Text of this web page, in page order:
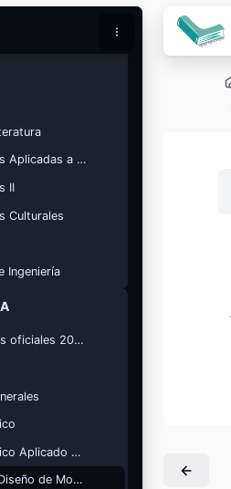
Buscar
y fechas
hacemos y se
Matemáticas Aplicadas a las Ciencias Sociales
II
Culturales
Ingeniería
📄 Exámenes oficiales 2025
Dibujo Técnico Aplicado a las Artes
Empresa y Diseño de Modelos de Negocio